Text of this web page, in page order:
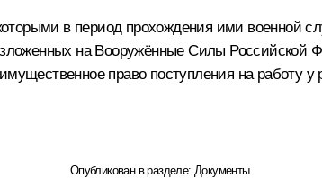
в период прохождения ими военной
на Вооружённые Силы Российской
право поступления на работу
Опубликован в разделе: Документы